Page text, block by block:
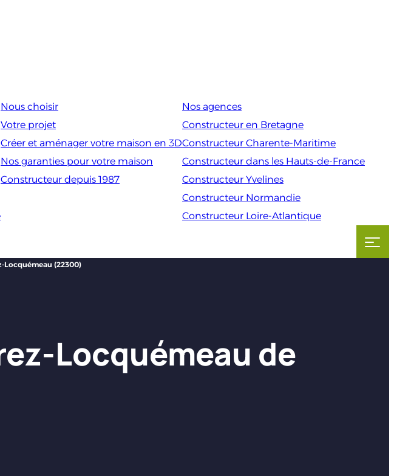
Nous choisir
Votre projet
Créer et aménager votre maison en 3D
Nos garanties pour votre maison
Constructeur depuis 1987
Nos agences
Constructeur en Bretagne
Constructeur Charente-Maritime
Constructeur dans les Hauts-de-France
Constructeur Yvelines
Constructeur Normandie
Constructeur Loire-Atlantique
Locquémeau (22300)
Locquémeau de